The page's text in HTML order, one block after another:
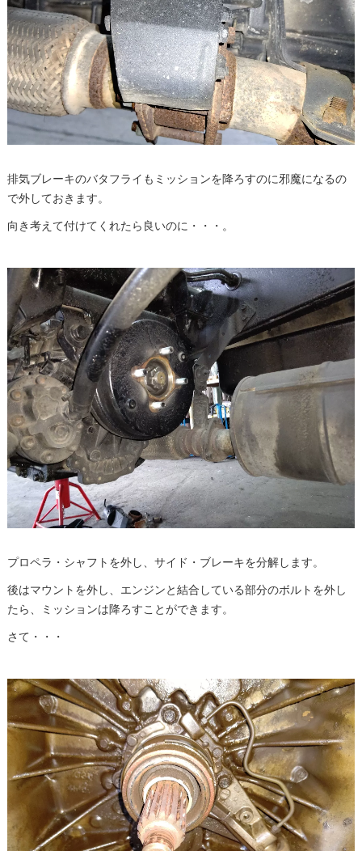
排気ブレーキのバタフライもミッションを降ろすのに邪魔になるの
で外しておきます。
向き考えて付けてくれたら良いのに・・・。
プロペラ・シャフトを外し、サイド・ブレーキを分解します。
後はマウントを外し、エンジンと結合している部分のボルトを外し
たら、ミッションは降ろすことができます。
さて・・・